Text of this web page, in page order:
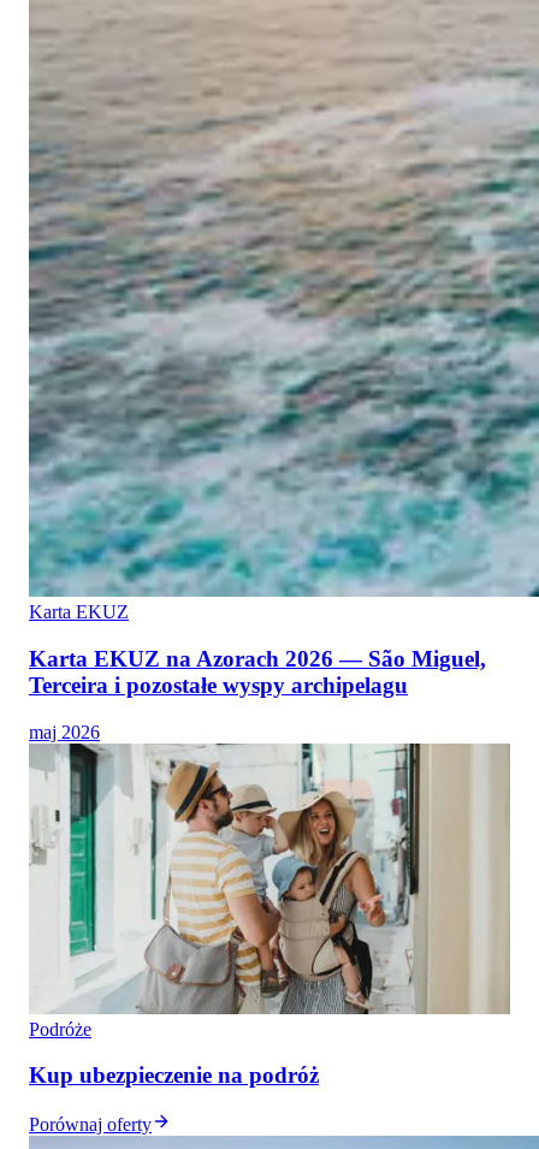
Karta EKUZ
Karta EKUZ na Azorach 2026 — São Miguel,
Terceira i pozostałe wyspy archipelagu
maj 2026
Podróże
Kup ubezpieczenie na podróż
Porównaj oferty